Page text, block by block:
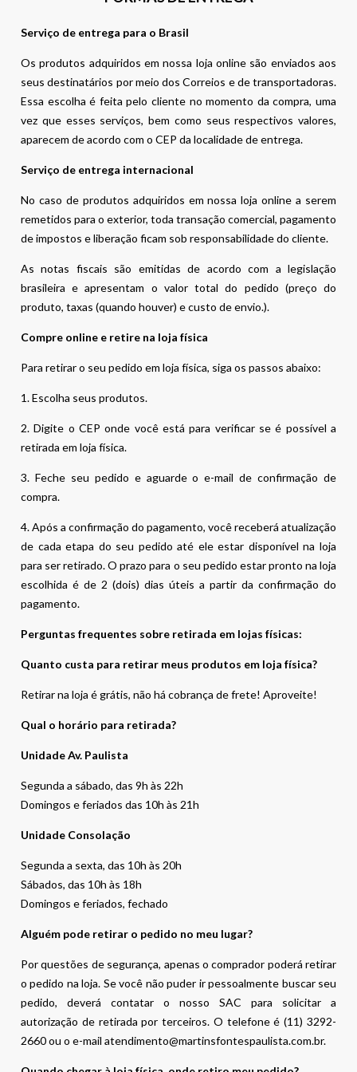
Serviço de entrega para o Brasil
Os produtos adquiridos em nossa loja online são enviados aos
seus destinatários por meio dos Correios e de transportadoras.
Essa escolha é feita pelo cliente no momento da compra, uma
vez que esses serviços, bem como seus respectivos valores,
aparecem de acordo com o CEP da localidade de entrega.
Serviço de entrega internacional
No caso de produtos adquiridos em nossa loja online a serem
remetidos para o exterior, toda transação comercial, pagamento
de impostos e liberação ficam sob responsabilidade do cliente.
As notas fiscais são emitidas de acordo com a legislação
brasileira e apresentam o valor total do pedido (preço do
produto, taxas (quando houver) e custo de envio.).
Compre online e retire na loja física
Para retirar o seu pedido em loja física, siga os passos abaixo:
1. Escolha seus produtos.
2. Digite o CEP onde você está para verificar se é possível a
retirada em loja física.
3. Feche seu pedido e aguarde o e-mail de confirmação de
compra.
4. Após a confirmação do pagamento, você receberá atualização
de cada etapa do seu pedido até ele estar disponível na loja
para ser retirado. O prazo para o seu pedido estar pronto na loja
escolhida é de 2 (dois) dias úteis a partir da confirmação do
pagamento.
Perguntas frequentes sobre retirada em lojas físicas:
Quanto custa para retirar meus produtos em loja física?
Retirar na loja é grátis, não há cobrança de frete! Aproveite!
Qual o horário para retirada?
Unidade Av. Paulista
Segunda a sábado, das 9h às 22h
Domingos e feriados das 10h às 21h
Unidade Consolação
Segunda a sexta, das 10h às 20h
Sábados, das 10h às 18h
Domingos e feriados, fechado
Alguém pode retirar o pedido no meu lugar?
Por questões de segurança, apenas o comprador poderá retirar
o pedido na loja. Se você não puder ir pessoalmente buscar seu
pedido, deverá contatar o nosso SAC para solicitar a
autorização de retirada por terceiros. O telefone é (11) 3292-
2660 ou o e-mail atendimento@martinsfontespaulista.com.br.